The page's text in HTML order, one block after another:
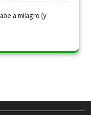
a milagro (y